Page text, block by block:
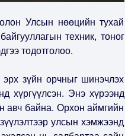
Улсын нөөцийн тухай
техник, тоног
тодотголоо.
зүйн орчныг шинэчлэх
хүргүүлсэн. Энэ хүрээнд
авч байна. Орхон аймгийн
улсын хэмжээнд